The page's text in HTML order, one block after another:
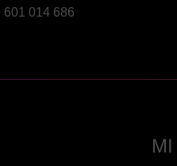
601 014 686